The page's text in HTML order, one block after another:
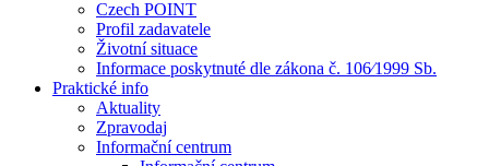
Czech POINT
Profil zadavatele
Životní situace
Informace poskytnuté dle zákona č. 106⁄1999 Sb.
Praktické info
Aktuality
Zpravodaj
Informační centrum